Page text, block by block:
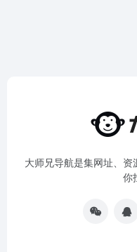
大师兄导航是集网址、
你